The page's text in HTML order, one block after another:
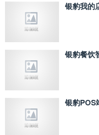
银豹我的
银豹餐饮
银豹POS